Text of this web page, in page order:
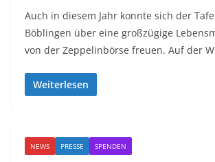
Auch in diesem Jahr konnte sich der
Böblingen über eine großzügige
von der Zeppelinbörse freuen. Auf der
Weiterlesen
NEWS PRESSE SPENDEN